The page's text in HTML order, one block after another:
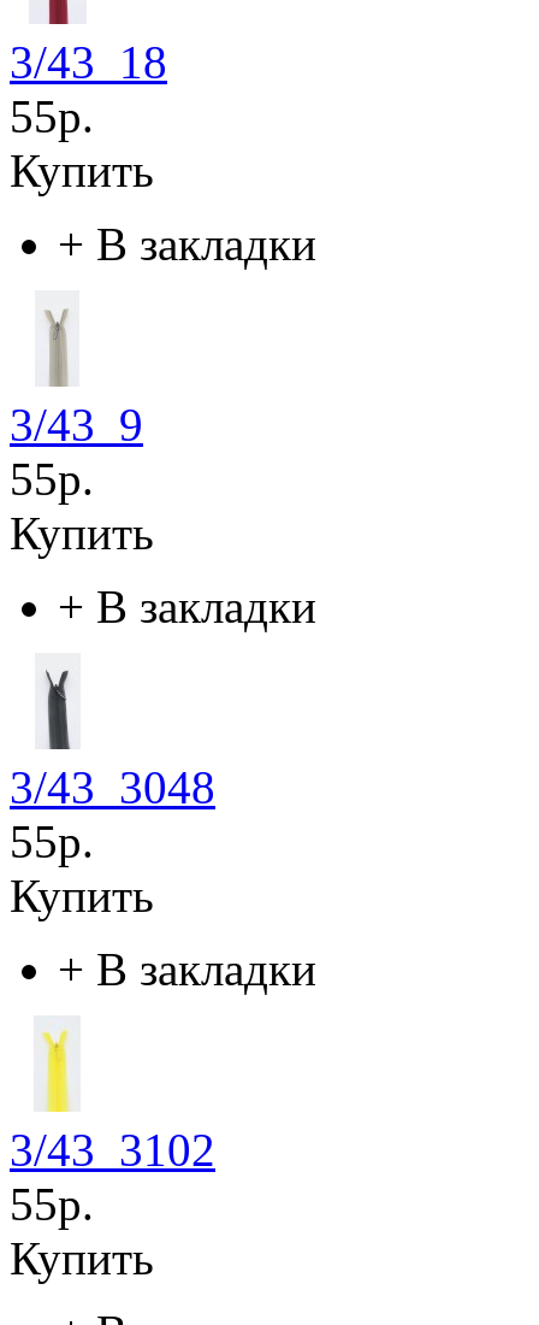
3/43_18
55р.
Купить
+ В закладки
3/43_9
55р.
Купить
+ В закладки
3/43_3048
55р.
Купить
+ В закладки
3/43_3102
55р.
Купить